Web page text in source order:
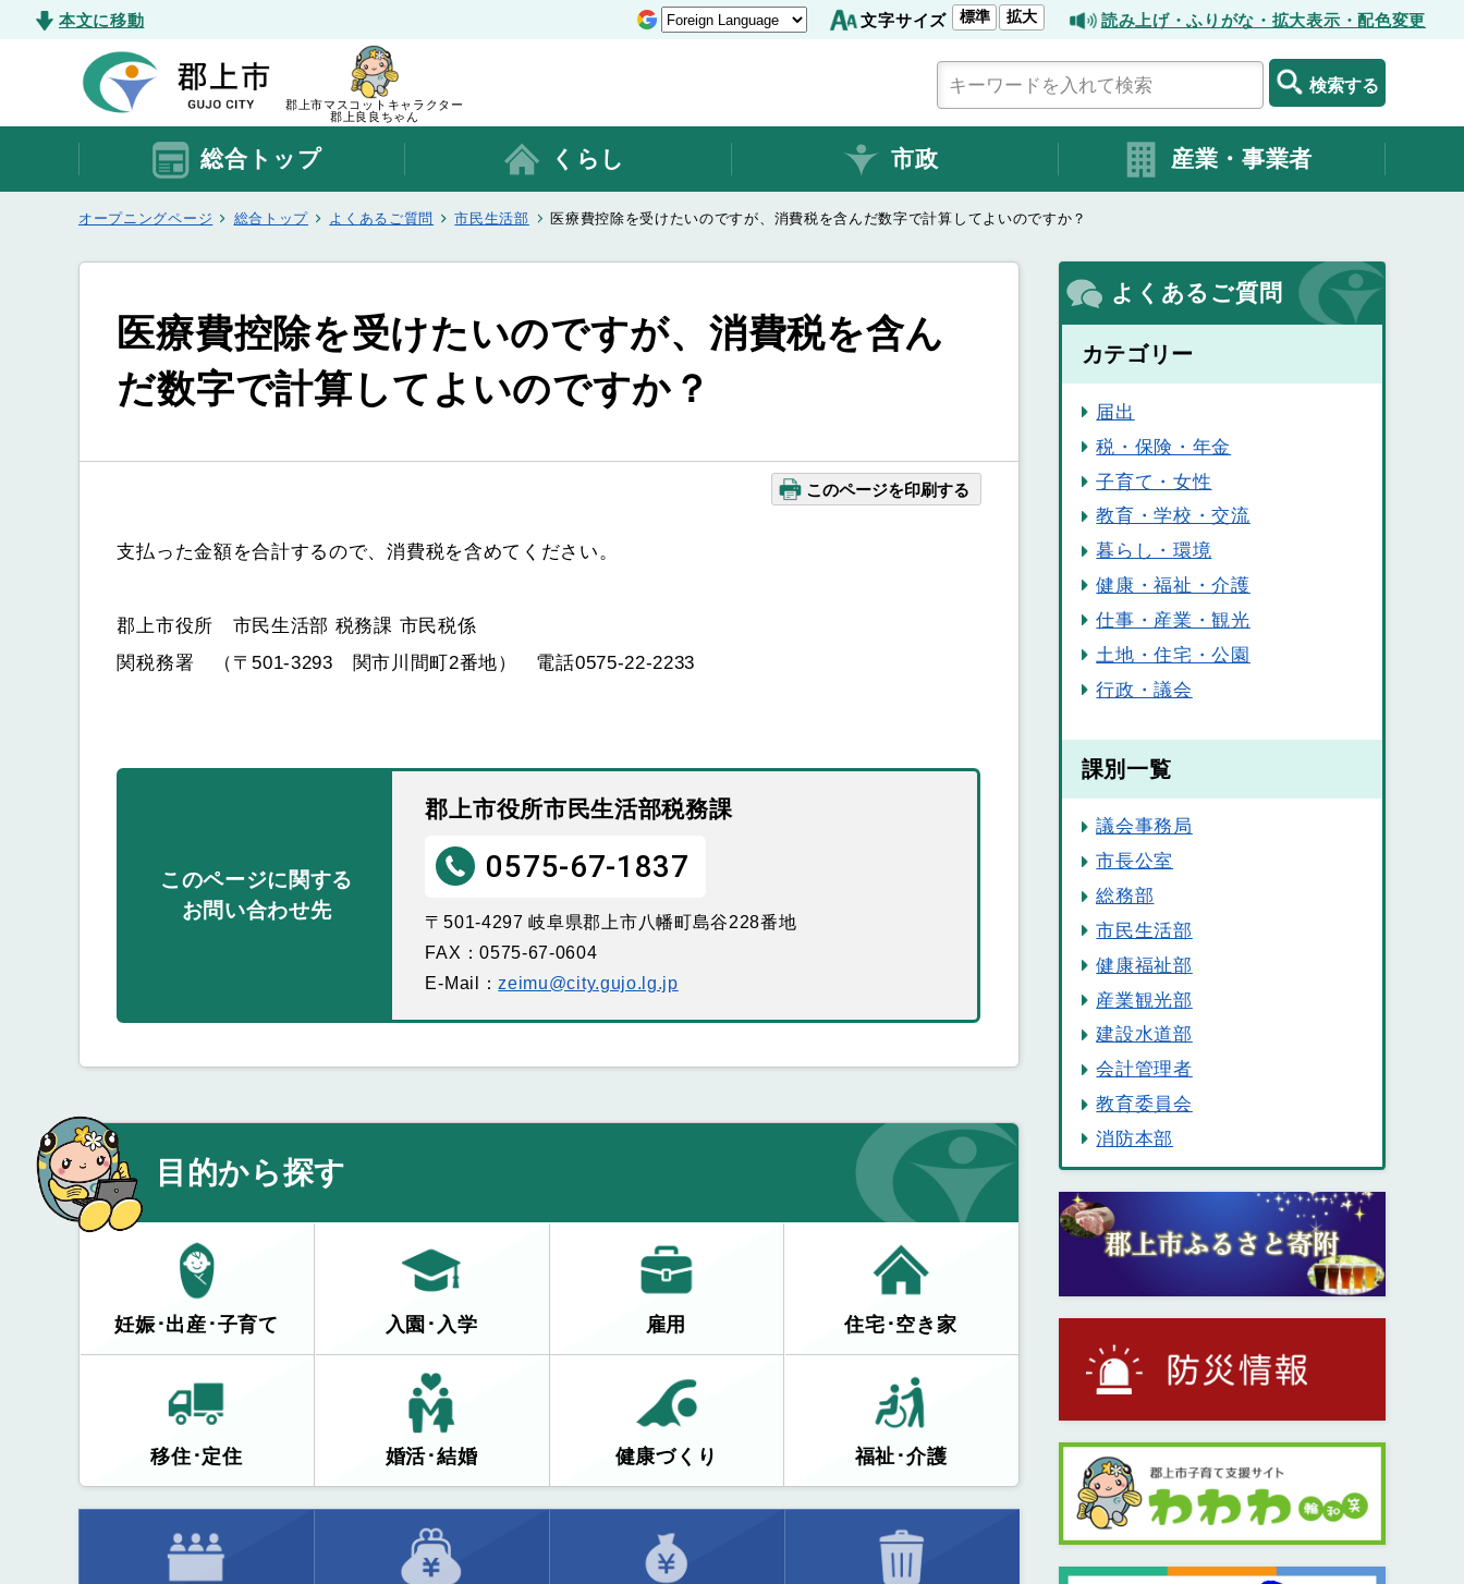
本文に移動 文字サイズ 標準 拡大 読み上げ・ふりがな・拡大表示・配色変更
郡上市マスコットキャラクター
郡上良良ちゃん
検索する
総合トップ くらし 市政 産業・事業者
オープニングページ 総合トップ よくあるご質問 市民生活部 医療費控除を受けたいのですが、消費税を含んだ数字で計算してよいのですか？
医療費控除を受けたいのですが、消費税を含ん
だ数字で計算してよいのですか？
このページを印刷する
支払った金額を合計するので、消費税を含めてください。
郡上市役所 市民生活部 税務課 市民税係
関税務署 （〒501-3293 関市川間町2番地） 電話0575-22-2233
このページに関する
お問い合わせ先
郡上市役所市民生活部税務課
0575-67-1837
〒501-4297 岐阜県郡上市八幡町島谷228番地
FAX：0575-67-0604
E-Mail：zeimu@city.gujo.lg.jp
目的から探す
妊娠･出産･子育て 入園･入学 雇用 住宅･空き家
移住･定住 婚活･結婚 健康づくり 福祉･介護
よくあるご質問
カテゴリー
届出
税・保険・年金
子育て・女性
教育・学校・交流
暮らし・環境
健康・福祉・介護
仕事・産業・観光
土地・住宅・公園
行政・議会
課別一覧
議会事務局
市長公室
総務部
市民生活部
健康福祉部
産業観光部
建設水道部
会計管理者
教育委員会
消防本部